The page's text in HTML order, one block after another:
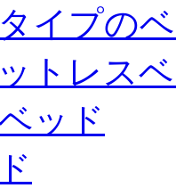
イプの
トレス
ッド